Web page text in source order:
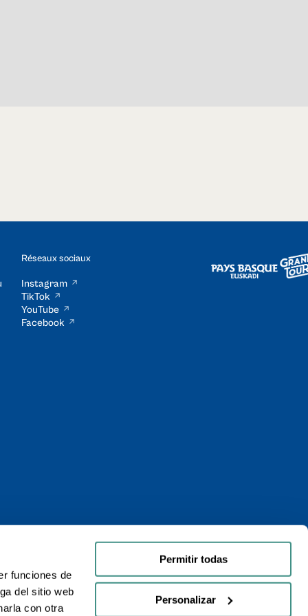
funciones de
del sitio web
con otra
Permitir todas
Personalizar
Réseaux sociaux
Instagram
TikTok
YouTube
Facebook